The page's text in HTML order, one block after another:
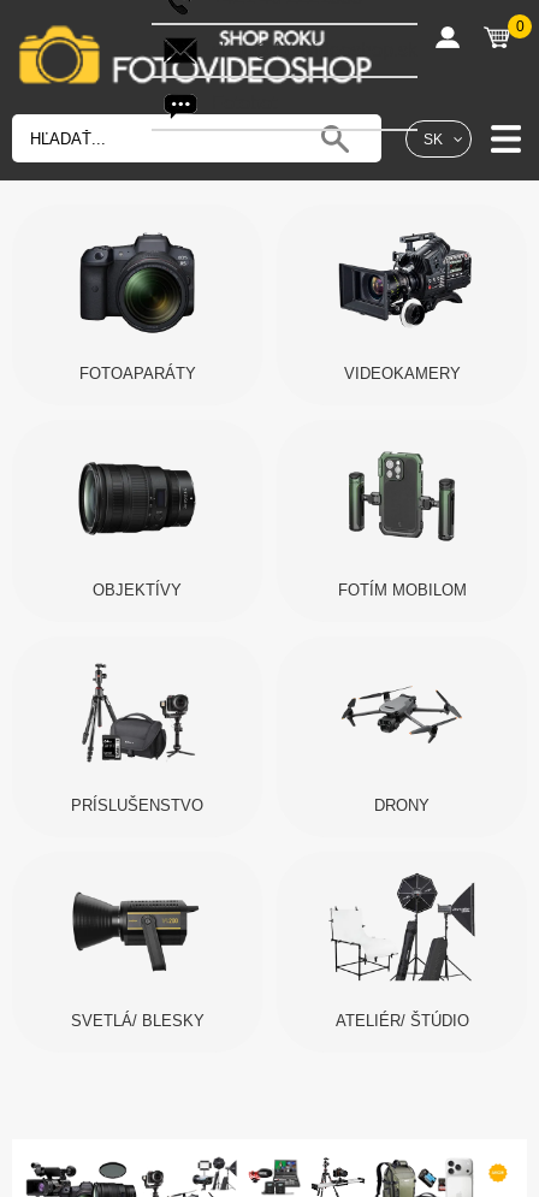
SK
shop@fotovideoshop.sk
0
FOTOAPARÁTY VIDEOKAMERY
OBJEKTÍVY FOTÍM MOBILOM
PRÍSLUŠENSTVO DRONY
SVETLÁ/ BLESKY ATELIÉR/ ŠTÚDIO